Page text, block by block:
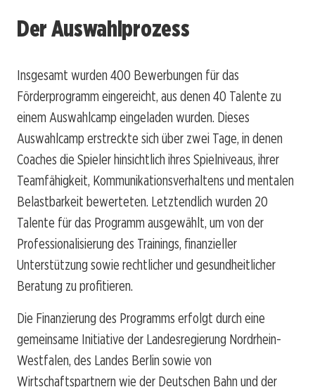
Der Auswahlprozess
Insgesamt wurden 400 Bewerbungen für das
Förderprogramm eingereicht, aus denen 40 Talente zu
einem Auswahlcamp eingeladen wurden. Dieses
Auswahlcamp erstreckte sich über zwei Tage, in denen
Coaches die Spieler hinsichtlich ihres Spielniveaus, ihrer
Teamfähigkeit, Kommunikationsverhaltens und mentalen
Belastbarkeit bewerteten. Letztendlich wurden 20
Talente für das Programm ausgewählt, um von der
Professionalisierung des Trainings, finanzieller
Unterstützung sowie rechtlicher und gesundheitlicher
Beratung zu profitieren.
Die Finanzierung des Programms erfolgt durch eine
gemeinsame Initiative der Landesregierung Nordrhein-
Westfalen, des Landes Berlin sowie von
Wirtschaftspartnern wie der Deutschen Bahn und der